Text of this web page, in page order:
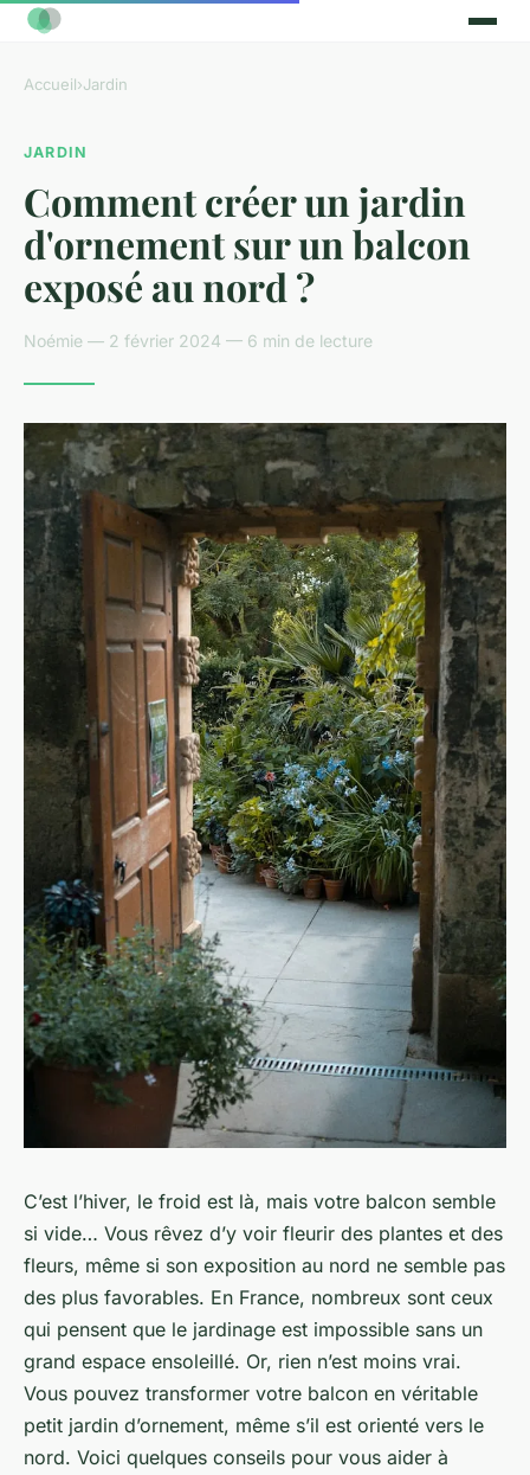
Accueil›Jardin
JARDIN
Comment créer un jardin
d'ornement sur un balcon
exposé au nord ?
Noémie — 2 février 2024 — 6 min de lecture
C’est l’hiver, le froid est là, mais votre balcon semble
si vide… Vous rêvez d’y voir fleurir des plantes et des
fleurs, même si son exposition au nord ne semble pas
des plus favorables. En France, nombreux sont ceux
qui pensent que le jardinage est impossible sans un
grand espace ensoleillé. Or, rien n’est moins vrai.
Vous pouvez transformer votre balcon en véritable
petit jardin d’ornement, même s’il est orienté vers le
nord. Voici quelques conseils pour vous aider à